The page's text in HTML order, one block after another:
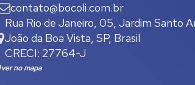
contato@bocoli.com.br
Rua Rio de Janeiro, 05, Jardim Santo
João da Boa Vista, SP, Brasil
CRECI: 27764-J
ver no mapa